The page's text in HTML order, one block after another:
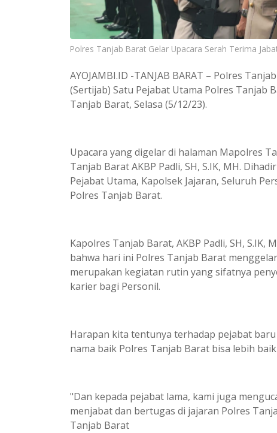
Polres Tanjab Barat Gelar Upacara Serah Terima
AYOJAMBI.ID -TANJAB BARAT – Polres
(Sertijab) Satu Pejabat Utama Polres Tanjab
Tanjab Barat, Selasa (5/12/23).
Upacara yang digelar di halaman Mapolres
Tanjab Barat AKBP Padli, SH, S.IK, MH.
Pejabat Utama, Kapolsek Jajaran, Seluruh
Polres Tanjab Barat.
Kapolres Tanjab Barat, AKBP Padli, SH, S.IK,
bahwa hari ini Polres Tanjab Barat
merupakan kegiatan rutin yang sifatnya
karier bagi Personil.
Harapan kita tentunya terhadap pejabat
nama baik Polres Tanjab Barat bisa lebih
"Dan kepada pejabat lama, kami juga
menjabat dan bertugas di jajaran Polres
Tanjab Barat